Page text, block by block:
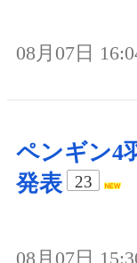
08月07日
ペンギン4
発表
23
08月07日